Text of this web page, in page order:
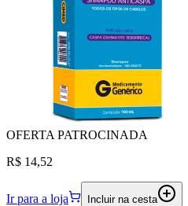
OFERTA PATROCINADA
R$ 14,52
Ir para a loja Incluir na cesta